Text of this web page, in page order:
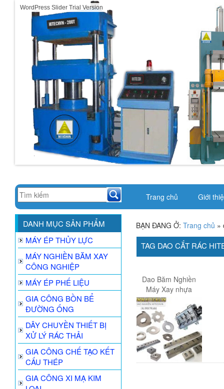
WordPress Slider Trial Version
Trang chủ Giới
DANH MỤC SẢN PHẨM
MÁY ÉP THỦY LỰC
MÁY NGHIỀN BĂM XAY
CÔNG NGHIỆP
MÁY ÉP PHẾ LIỆU
GIA CÔNG BỒN BỂ
ĐƯỜNG ỐNG
DÂY CHUYỀN THIẾT BỊ
XỬ LÝ RÁC THẢI
GIA CÔNG CHẾ TẠO KẾT
CẤU THÉP
GIA CÔNG XI MẠ KIM
BẠN ĐANG Ở:Trang chủ »
TAG DAO CẮT RÁC
Dao Băm Nghiền
Máy Xay nhựa